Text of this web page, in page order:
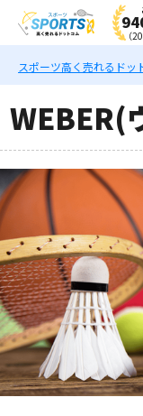
（
スポーツ高く売れるドッ
WEBER(